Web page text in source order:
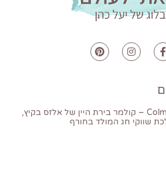
Colmar – קולמר בירת היין של אלזס בקיץ,
שווקי חג המולד בחורף